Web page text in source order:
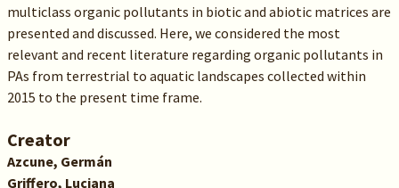
multiclass organic pollutants in biotic and abiotic matrices are
presented and discussed. Here, we considered the most
relevant and recent literature regarding organic pollutants in
PAs from terrestrial to aquatic landscapes collected within
2015 to the present time frame.
Creator
Azcune, Germán
Griffero, Luciana